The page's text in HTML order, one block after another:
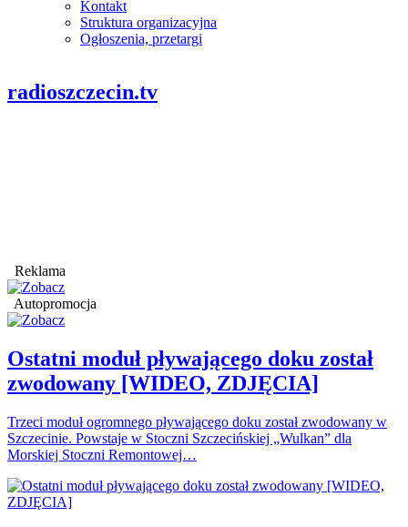
Kontakt
Struktura organizacyjna
Ogłoszenia, przetargi
radioszczecin.tv
Reklama
Autopromocja
Ostatni moduł pływającego doku został
zwodowany [WIDEO, ZDJĘCIA]
Trzeci moduł ogromnego pływającego doku został zwodowany w
Szczecinie. Powstaje w Stoczni Szczecińskiej „Wulkan” dla
Morskiej Stoczni Remontowej…